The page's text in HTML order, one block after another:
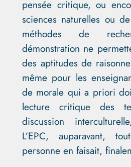
pensée critique, ou
sciences naturelles ou
méthodes de
démonstration ne
des aptitudes de
même pour les
de morale qui a priori
lecture critique des
discussion
L’EPC, auparavant,
personne en faisait,